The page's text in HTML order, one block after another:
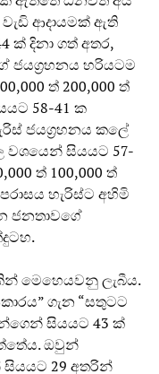
ආදායමක් ඇති
ක් දිනා ගත් අතර,
ජයග්‍රහනය හරියටම
ත් 200,000 ත්
58-41 ක
ජයග්‍රහනය කලේ
වශයෙන් සියයට 57-
ත් 100,000 ත්
හැරිස්ට අහිමි
ජනතාවගේ
මෙහෙයවනු ලැබීය.
ගැන “සතුටට
සියයට 43 ක්
ඔවුන්
29 අතරින්